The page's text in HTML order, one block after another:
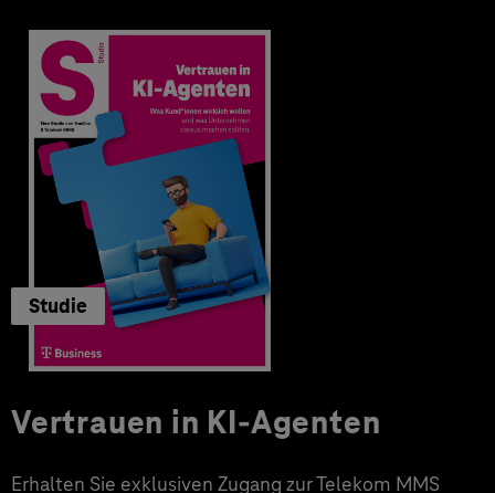
Studie
Vertrauen in KI-Agenten
Erhalten Sie exklusiven Zugang zur Telekom MMS